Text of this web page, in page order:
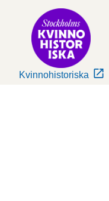
Kvinnohistoriska